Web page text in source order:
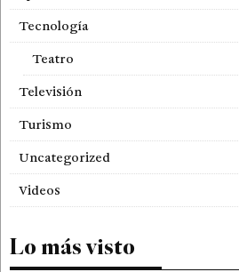
Tecnología
Teatro
Televisión
Turismo
Uncategorized
Videos
Lo más visto